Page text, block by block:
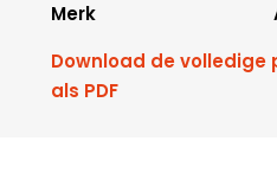
Merk
Download de
als PDF